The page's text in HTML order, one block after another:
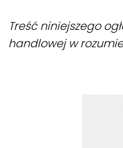
Treść niniejszego
handlowej w